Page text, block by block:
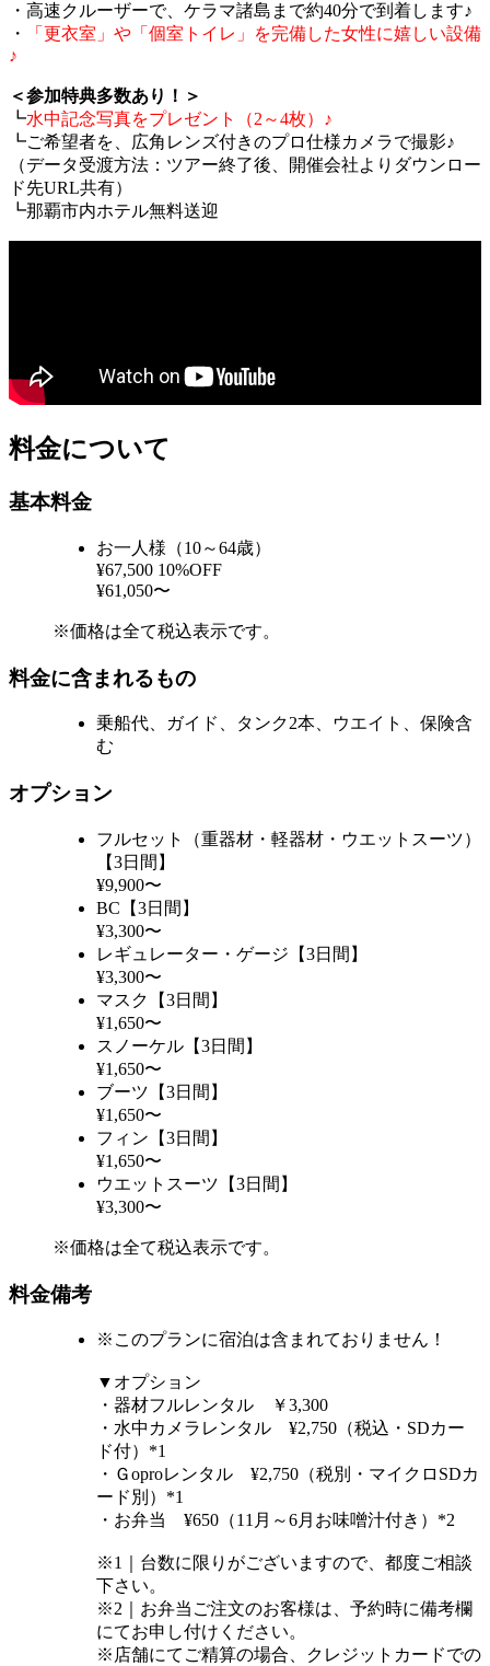
・高速クルーザーで、ケラマ諸島まで約40分で到着します♪
・
「更衣室」や「個室トイレ」を完備した女性に嬉しい設備
♪
＜参加特典多数あり！＞
┗水中記念写真をプレゼント（2～4枚）♪
┗ご希望者を、広角レンズ付きのプロ仕様カメラで撮影♪
（データ受渡方法：ツアー終了後、開催会社よりダウンロー
ド先URL共有）
┗那覇市内ホテル無料送迎
料金について
基本料金
お一人様（10～64歳）
¥67,500 10%OFF
¥61,050〜
※価格は全て税込表示です。
料金に含まれるもの
乗船代、ガイド、タンク2本、ウエイト、保険含
む
オプション
フルセット（重器材・軽器材・ウエットスーツ）
【3日間】
¥9,900〜
BC【3日間】
¥3,300〜
レギュレーター・ゲージ【3日間】
¥3,300〜
マスク【3日間】
¥1,650〜
スノーケル【3日間】
¥1,650〜
ブーツ【3日間】
¥1,650〜
フィン【3日間】
¥1,650〜
ウエットスーツ【3日間】
¥3,300〜
※価格は全て税込表示です。
料金備考
※このプランに宿泊は含まれておりません！
▼オプション
・器材フルレンタル ￥3,300
・水中カメラレンタル ¥2,750（税込・SDカー
ド付）*1
・Ｇoproレンタル ¥2,750（税別・マイクロSDカ
ード別）*1
・お弁当 ¥650（11月～6月お味噌汁付き）*2
※1｜台数に限りがございますので、都度ご相談
下さい。
※2｜お弁当ご注文のお客様は、予約時に備考欄
にてお申し付けください。
※店舗にてご精算の場合、クレジットカードでの